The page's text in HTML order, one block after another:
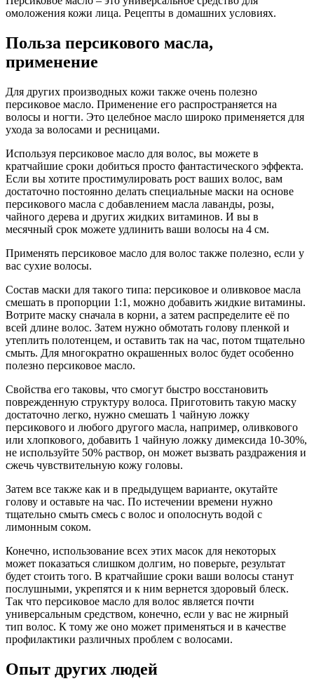
омоложения кожи лица. Рецепты в домашних условиях.
Польза персикового масла,
применение
Для других производных кожи также очень полезно
персиковое масло. Применение его распространяется на
волосы и ногти. Это целебное масло широко применяется для
ухода за волосами и ресницами.
Используя персиковое масло для волос, вы можете в
кратчайшие сроки добиться просто фантастического эффекта.
Если вы хотите простимулировать рост ваших волос, вам
достаточно постоянно делать специальные маски на основе
персикового масла с добавлением масла лаванды, розы,
чайного дерева и других жидких витаминов. И вы в
месячный срок можете удлинить ваши волосы на 4 см.
Применять персиковое масло для волос также полезно, если у
вас сухие волосы.
Состав маски для такого типа: персиковое и оливковое масла
смешать в пропорции 1:1, можно добавить жидкие витамины.
Вотрите маску сначала в корни, а затем распределите её по
всей длине волос. Затем нужно обмотать голову пленкой и
утеплить полотенцем, и оставить так на час, потом тщательно
смыть. Для многократно окрашенных волос будет особенно
полезно персиковое масло.
Свойства его таковы, что смогут быстро восстановить
поврежденную структуру волоса. Приготовить такую маску
достаточно легко, нужно смешать 1 чайную ложку
персикового и любого другого масла, например, оливкового
или хлопкового, добавить 1 чайную ложку димексида 10-30%,
не используйте 50% раствор, он может вызвать раздражения и
сжечь чувствительную кожу головы.
Затем все также как и в предыдущем варианте, окутайте
голову и оставьте на час. По истечении времени нужно
тщательно смыть смесь с волос и ополоснуть водой с
лимонным соком.
Конечно, использование всех этих масок для некоторых
может показаться слишком долгим, но поверьте, результат
будет стоить того. В кратчайшие сроки ваши волосы станут
послушными, укрепятся и к ним вернется здоровый блеск.
Так что персиковое масло для волос является почти
универсальным средством, конечно, если у вас не жирный
тип волос. К тому же оно может применяться и в качестве
профилактики различных проблем с волосами.
Опыт других людей